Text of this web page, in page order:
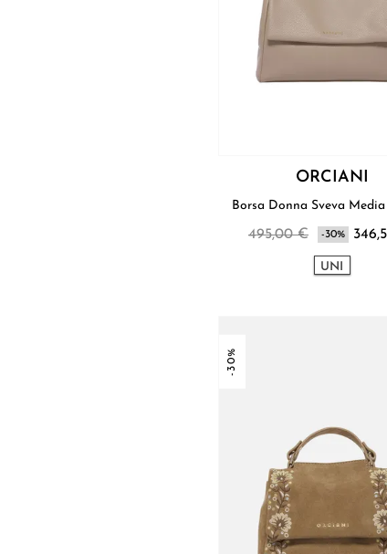
ORCIANI
495,00 € -30%
UNI
-30%